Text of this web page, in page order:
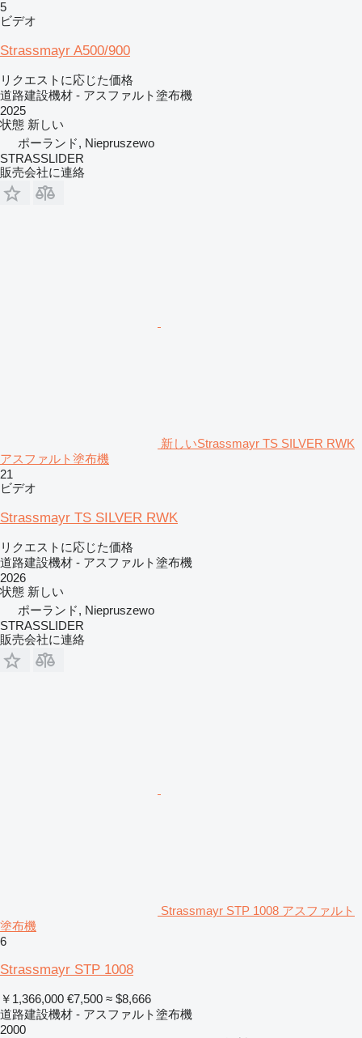
5
ビデオ
Strassmayr A500/900
リクエストに応じた価格
道路建設機材 - アスファルト塗布機
2025
状態 新しい
ポーランド, Niepruszewo
STRASSLIDER
販売会社に連絡
新しいStrassmayr TS SILVER RWK
アスファルト塗布機
21
ビデオ
Strassmayr TS SILVER RWK
リクエストに応じた価格
道路建設機材 - アスファルト塗布機
2026
状態 新しい
ポーランド, Niepruszewo
STRASSLIDER
販売会社に連絡
Strassmayr STP 1008 アスファルト
塗布機
6
Strassmayr STP 1008
￥1,366,000 €7,500 ≈ $8,666
道路建設機材 - アスファルト塗布機
2000